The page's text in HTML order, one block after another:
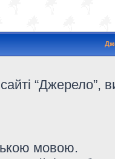
“Джерело”,
мовою.